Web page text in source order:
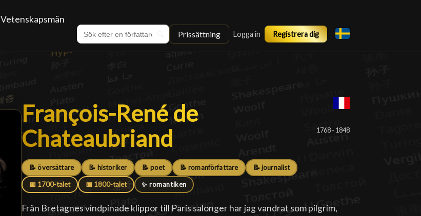
Vetenskapsmän
Prissättning Logga in Registrera dig
François-René de Chateaubriand
François-René de
Chateaubriand
1768 - 1848
📝 översättare 📝 historiker 📝 poet 📝 romanförfattare 📝 journalist
📅 1700-talet 📅 1800-talet ✨ romantiken
Från Bretagnes vindpinade klippor till Paris salonger har jag vandrat som pilgrim,